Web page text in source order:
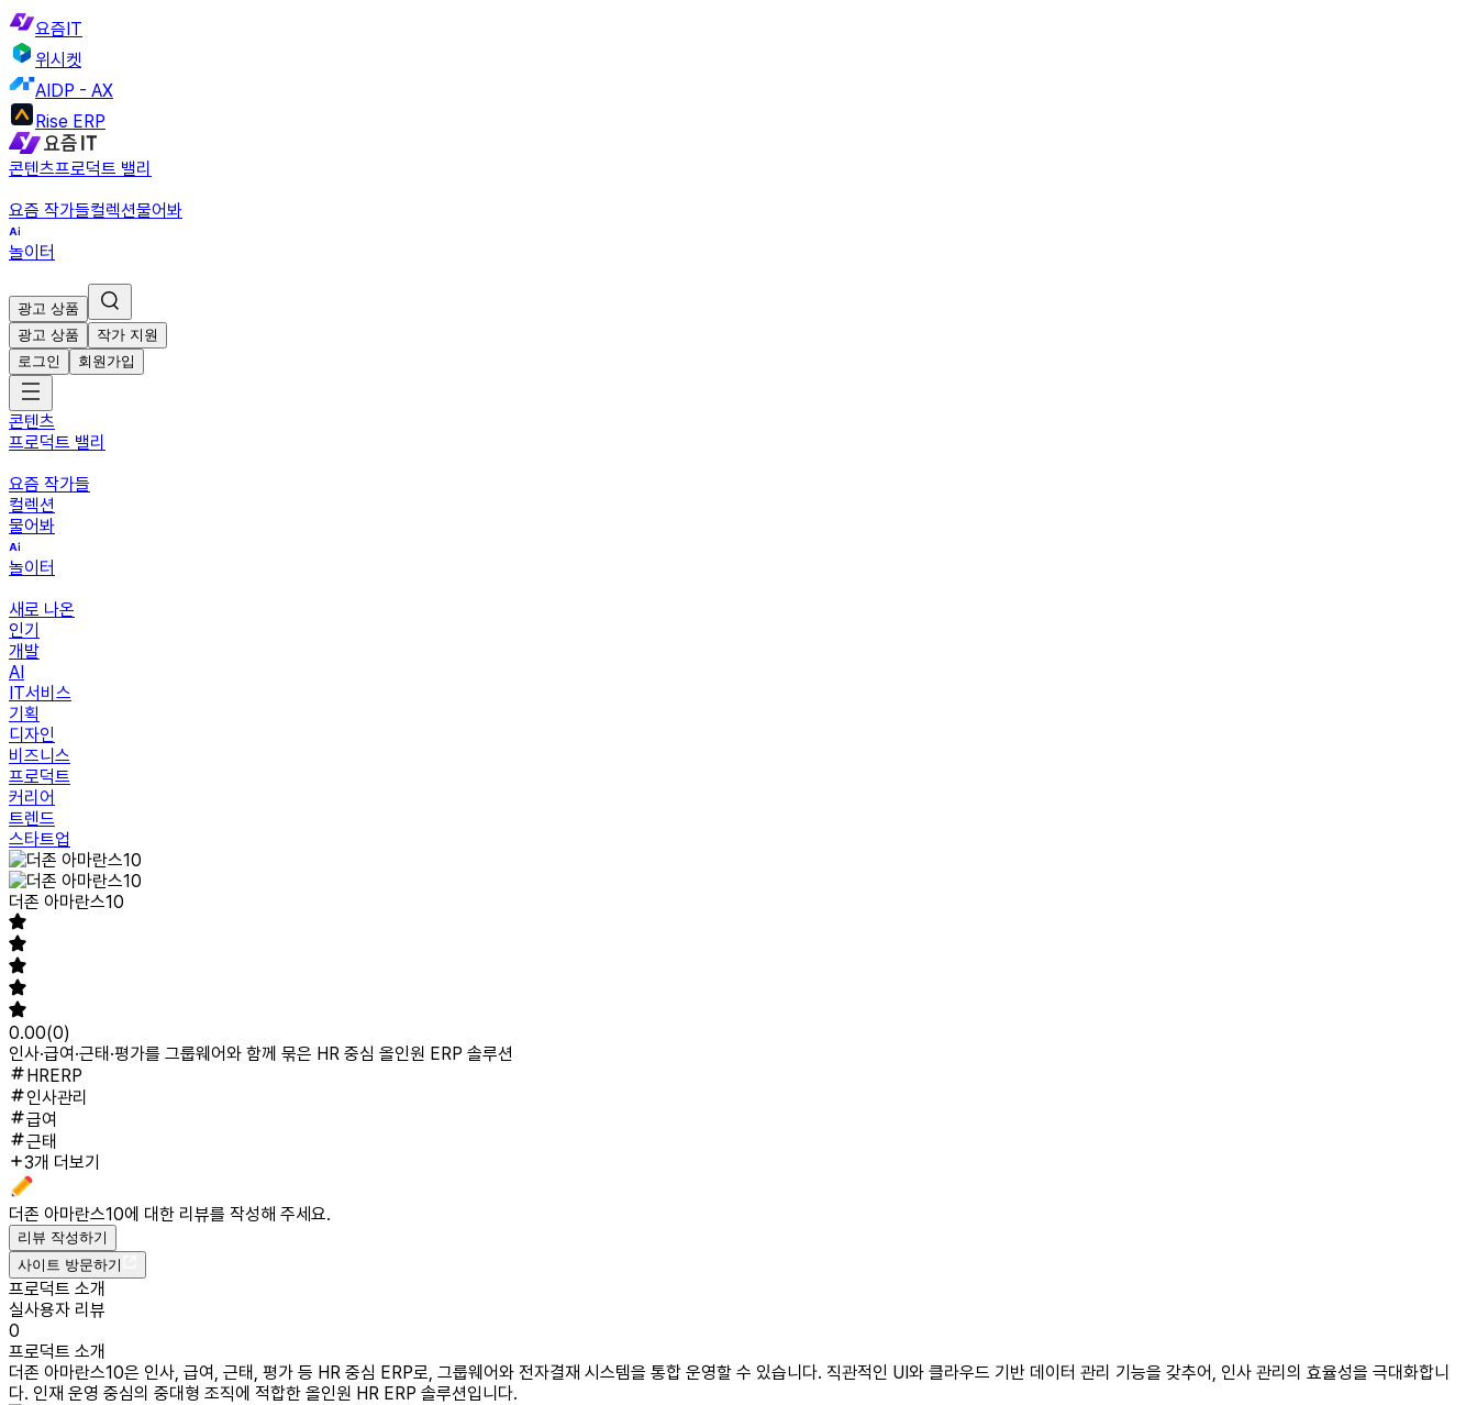
요즘IT
위시켓
AIDP - AX
Rise ERP
콘텐츠프로덕트 밸리
요즘 작가들컬렉션물어봐
놀이터
광고 상품
광고 상품
작가 지원
로그인
회원가입
콘텐츠
프로덕트 밸리
요즘 작가들
컬렉션
물어봐
놀이터
새로 나온
인기
개발
AI
IT서비스
기획
디자인
비즈니스
프로덕트
커리어
트렌드
스타트업
더존 아마란스10
0.00(0)
인사·급여·근태·평가를 그룹웨어와 함께 묶은 HR 중심 올인원 ERP 솔루션
HRERP
인사관리
급여
근태
3개 더보기
더존 아마란스10에 대한 리뷰를 작성해 주세요.
리뷰 작성하기
사이트 방문하기
프로덕트 소개
실사용자 리뷰
0
프로덕트 소개
더존 아마란스10은 인사, 급여, 근태, 평가 등 HR 중심 ERP로, 그룹웨어와 전자결재 시스템을 통합 운영할 수 있습니다. 직관적인 UI와 클라우드 기반 데이터 관리 기능을 갖추어, 인사 관리의 효율성을 극대화합니
다. 인재 운영 중심의 중대형 조직에 적합한 올인원 HR ERP 솔루션입니다.